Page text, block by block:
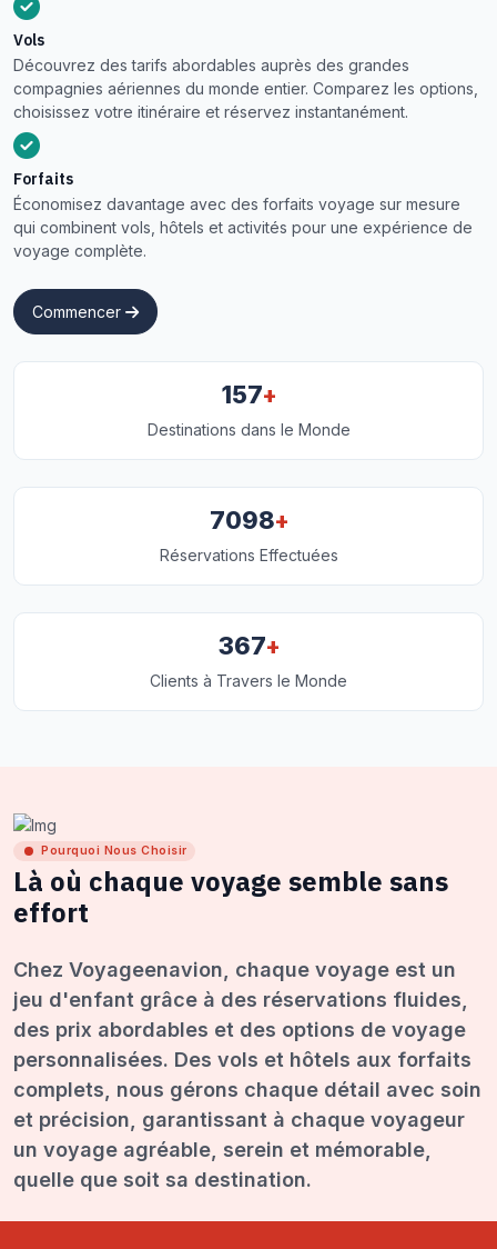
Vols
Découvrez des tarifs abordables auprès des grandes
compagnies aériennes du monde entier. Comparez les options,
choisissez votre itinéraire et réservez instantanément.
Forfaits
Économisez davantage avec des forfaits voyage sur mesure
qui combinent vols, hôtels et activités pour une expérience de
voyage complète.
Commencer
157+
Destinations dans le Monde
7098+
Réservations Effectuées
367+
Clients à Travers le Monde
Pourquoi Nous Choisir
Là où chaque voyage semble sans
effort
Chez Voyageenavion, chaque voyage est un
jeu d'enfant grâce à des réservations fluides,
des prix abordables et des options de voyage
personnalisées. Des vols et hôtels aux forfaits
complets, nous gérons chaque détail avec soin
et précision, garantissant à chaque voyageur
un voyage agréable, serein et mémorable,
quelle que soit sa destination.